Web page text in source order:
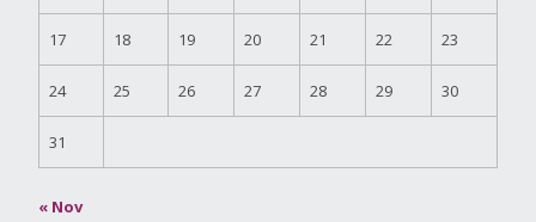
17 18 19 20 21 22 23
24 25 26 27 28 29 30
31
« Nov